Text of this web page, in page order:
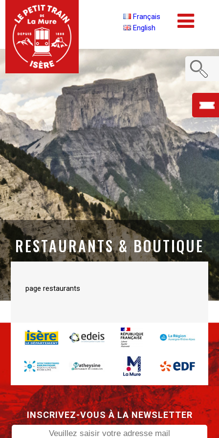
Français
English
RESTAURANTS & BOUTIQUE
page restaurants
INSCRIVEZ-VOUS À LA NEWSLETTER